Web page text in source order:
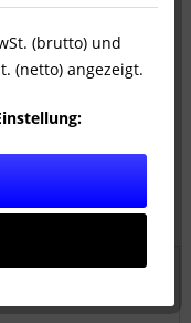
Werktage
(brutto) und
(netto) angezeigt.